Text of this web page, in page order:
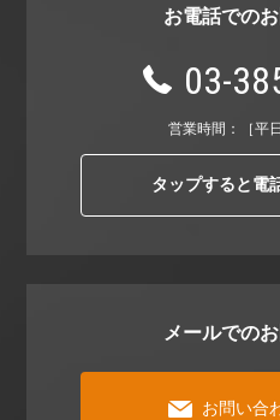
お電話での
03-
営業時間：［平
タップすると電
メールでの
お問い合